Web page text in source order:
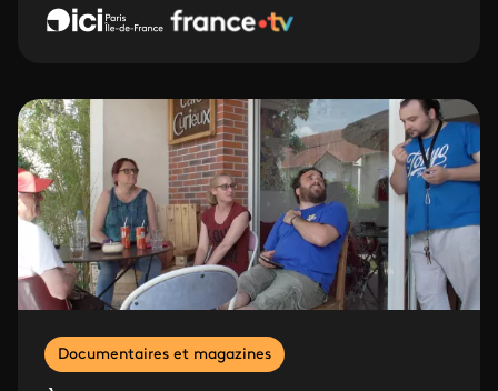
Documentaires et magazines